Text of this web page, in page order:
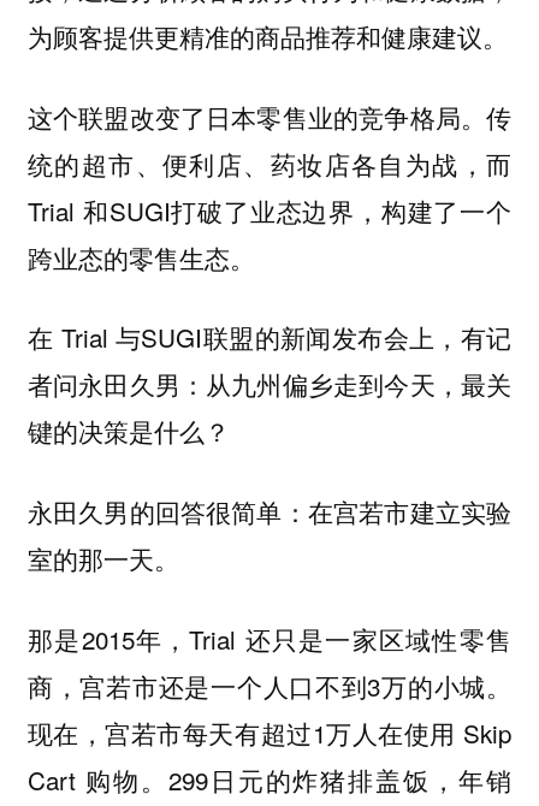
为顾客提供更精准的商品推荐和健康建议。
这个联盟改变了日本零售业的竞争格局。传
统的超市、便利店、药妆店各自为战，而
Trial 和SUGI打破了业态边界，构建了一个
跨业态的零售生态。
在 Trial 与SUGI联盟的新闻发布会上，有记
者问永田久男：从九州偏乡走到今天，最关
键的决策是什么？
永田久男的回答很简单：在宫若市建立实验
室的那一天。
那是2015年，Trial 还只是一家区域性零售
商，宫若市还是一个人口不到3万的小城。
现在，宫若市每天有超过1万人在使用 Skip
Cart 购物。299日元的炸猪排盖饭，年销